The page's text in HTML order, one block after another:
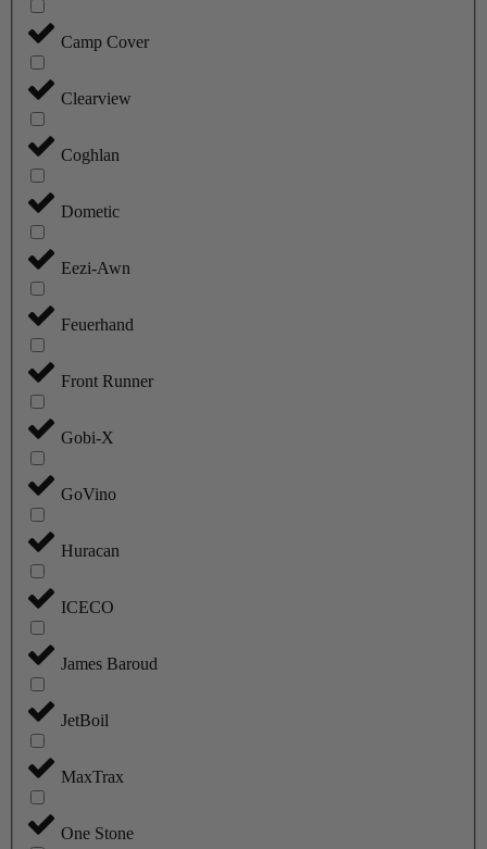
Camp Cover
Clearview
Coghlan
Dometic
Eezi-Awn
Feuerhand
Front Runner
Gobi-X
GoVino
Huracan
ICECO
James Baroud
JetBoil
MaxTrax
One Stone